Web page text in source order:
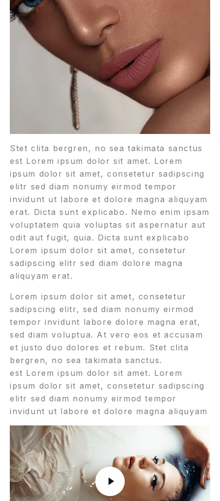
Stet clita bergren, no sea takimata sanctus
est Lorem ipsum dolor sit amet. Lorem
ipsum dolor sit amet, consetetur sadipscing
elitr sed diam nonumy eirmod tempor
invidunt ut labore et dolore magna aliquyam
erat. Dicta sunt explicabo. Nemo enim ipsam
voluptatem quia voluptas sit aspernatur aut
odit aut fugit, quia. Dicta sunt explicabo
Lorem ipsum dolor sit amet, consetetur
sadipscing elitr sed diam dolore magna
aliquyam erat.
Lorem ipsum dolor sit amet, consetetur
sadipscing elitr, sed diam nonumy eirmod
tempor invidunt labore dolore magna erat,
sed diam voluptua. At vero eos et accusam
et justo duo dolores et rebum. Stet clita
bergren, no sea takimata sanctus.
est Lorem ipsum dolor sit amet. Lorem
ipsum dolor sit amet, consetetur sadipscing
elitr sed diam nonumy eirmod tempor
invidunt ut labore et dolore magna aliquyam